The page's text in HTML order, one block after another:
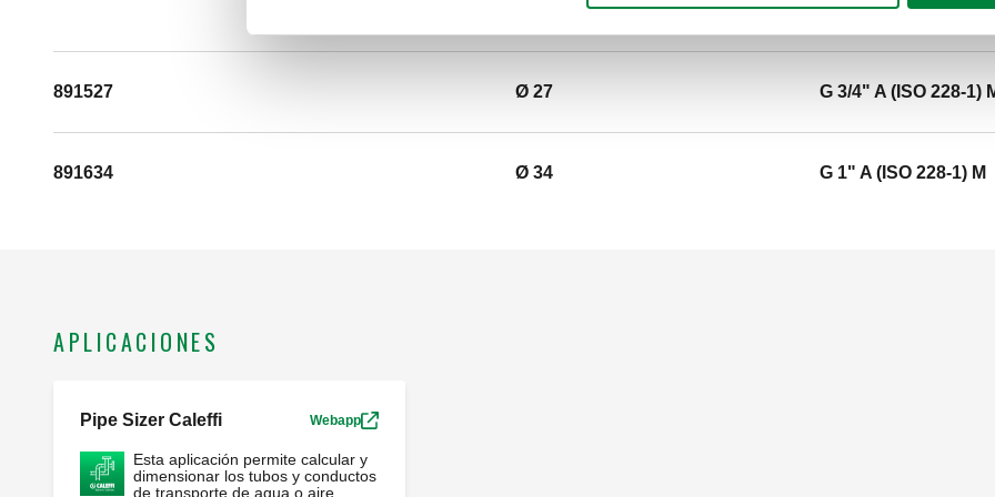
891527 Ø 27 G 3/4" A (ISO 228-1)
891634 Ø 34 G 1" A (ISO 228-1) M
APLICACIONES
Pipe Sizer Caleffi Webapp
Esta aplicación permite calcular y
dimensionar los tubos y conductos
de transporte de agua o aire,